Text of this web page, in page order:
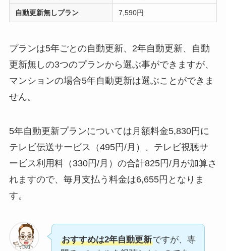
自動更新無しプラン 7,590円
プランは5年ごとの自動更新、2年自動更新、自動
更新無しの3つのプランから選ぶ事ができますが、
マンションの場合5年自動更新は選ぶことができま
せん。
5年自動更新プランについては月額料金5,830円に
テレビ伝送サービス（495円/月）、テレビ視聴サ
ービス利用料（330円/月）の合計825円/月が加算さ
れますので、毎月支払う料金は6,655円となりま
す。
おすすめは2年自動更新ですが、専